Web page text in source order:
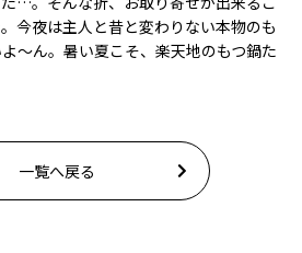
今夜は主人と昔と変わりない本物のも
～ん。暑い夏こそ、楽天地のもつ鍋た
一覧へ戻る